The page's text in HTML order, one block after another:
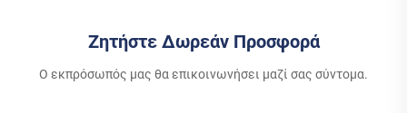
Ζητήστε Δωρεάν Προσφορά
Ο εκπρόσωπός μας θα επικοινωνήσει μαζί σας σύντομα.